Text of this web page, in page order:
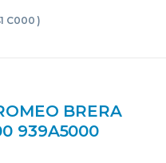
C000 )
BRERA
939A5000